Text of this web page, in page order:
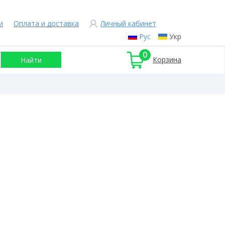
Рус Укр
Оплата и доставка Личный кабинет
0 Корзина